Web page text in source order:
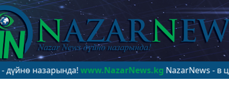
назарында!www.NazarNews.kgNazarNews - в центре